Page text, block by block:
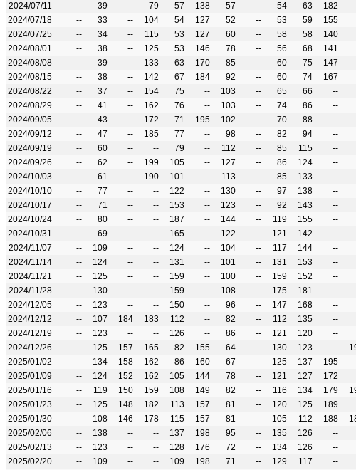
2024/07/11
-- 39 -- 79 57 138 57 -- 54 63 182
2024/07/18
-- 33 -- 104 54 127 52 -- 53 59 155
2024/07/25
-- 34 -- 115 53 127 60 -- 58 58 140
2024/08/01
-- 38 -- 125 53 146 78 -- 56 68 141
2024/08/08
-- 39 -- 133 63 170 85 -- 60 75 147
2024/08/15
-- 38 -- 142 67 184 92 -- 60 74 167
2024/08/22
-- 37 -- 154 75 -- 103 -- 65 66 --
2024/08/29
-- 41 -- 162 76 -- 103 -- 74 86 --
2024/09/05
-- 43 -- 172 71 195 102 -- 70 88 --
2024/09/12
-- 47 -- 185 77 -- 98 -- 82 94 --
2024/09/19
-- 60 -- -- 79 -- 112 -- 85 115 --
2024/09/26
-- 62 -- 199 105 -- 127 -- 86 124 --
2024/10/03
-- 61 -- 190 101 -- 113 -- 85 133 --
2024/10/10
-- 77 -- -- 122 -- 130 -- 97 138 --
2024/10/17
-- 71 -- -- 153 -- 123 -- 92 143 --
2024/10/24
-- 80 -- -- 187 -- 144 -- 119 155 --
2024/10/31
-- 69 -- -- 165 -- 122 -- 121 142 --
2024/11/07
-- 109 -- -- 124 -- 104 -- 117 144 --
2024/11/14
-- 124 -- -- 131 -- 101 -- 131 153 --
2024/11/21
-- 125 -- -- 159 -- 100 -- 159 152 --
2024/11/28
-- 130 -- -- 159 -- 108 -- 175 181 --
2024/12/05
-- 123 -- -- 150 -- 96 -- 147 168 --
2024/12/12
-- 107 184 183 112 -- 82 -- 112 135 --
2024/12/19
-- 123 -- -- 126 -- 86 -- 121 120 --
2024/12/26
-- 125 157 165 82 155 64 -- 130 123 --
2025/01/02
-- 134 158 162 86 160 67 -- 125 137 195
2025/01/09
-- 124 152 162 105 144 78 -- 121 127 172
2025/01/16
-- 119 150 159 108 149 82 -- 116 134 179
2025/01/23
-- 125 148 182 113 157 81 -- 120 125 189
2025/01/30
-- 108 146 178 115 157 81 -- 105 112 188
2025/02/06
-- 138 -- -- 137 198 95 -- 135 126 --
2025/02/13
-- 123 -- -- 128 176 72 -- 134 126 --
2025/02/20
-- 109 -- -- 109 198 71 -- 129 117 --